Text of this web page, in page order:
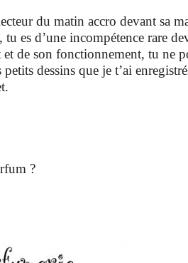
du matin accro devant sa
es d’une incompétence rare
et de son fonctionnement, tu ne
petits dessins que je t’ai
.
?